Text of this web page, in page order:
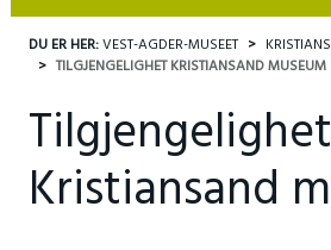
DU ER HER:VEST-AGDER-MUSEET
TILGJENGELIGHET KRISTIANSAND MUSEUM
Tilgjengelighet
Kristiansand